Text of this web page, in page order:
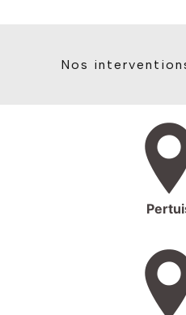
Nos